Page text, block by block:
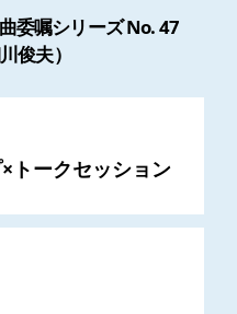
委嘱シリーズ No. 47
俊夫）
トークセッション